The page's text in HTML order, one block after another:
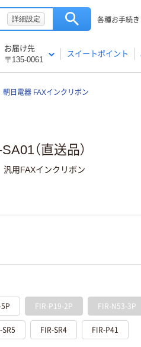
詳細設定 各種お手続き
お届け先
〒135-0061
スイートポイント
朝日電器 FAXインクリボン
（直送品）
用FAXインクリボン
FIR-P19-2P FIR-N53-3P
SR5 FIR-SR4 FIR-P41